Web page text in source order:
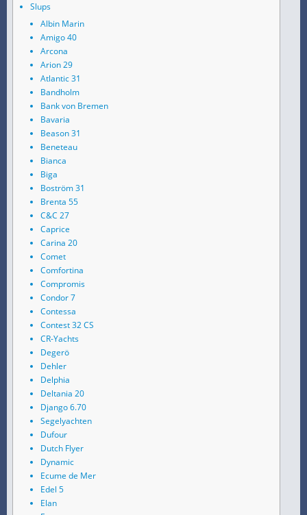
Slups
Albin Marin
Amigo 40
Arcona
Arion 29
Atlantic 31
Bandholm
Bank von Bremen
Bavaria
Beason 31
Beneteau
Bianca
Biga
Boström 31
Brenta 55
C&C 27
Caprice
Carina 20
Comet
Comfortina
Compromis
Condor 7
Contessa
Contest 32 CS
CR-Yachts
Degerö
Dehler
Delphia
Deltania 20
Django 6.70
Segelyachten
Dufour
Dutch Flyer
Dynamic
Ecume de Mer
Edel 5
Elan